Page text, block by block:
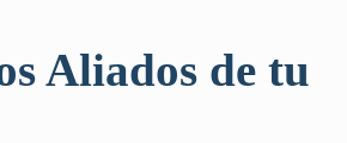
Aliados de tu